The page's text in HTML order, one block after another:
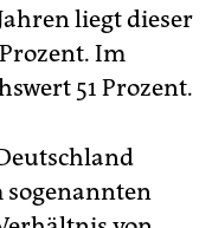
liegt dieser
Im
51 Prozent.
sogenannten